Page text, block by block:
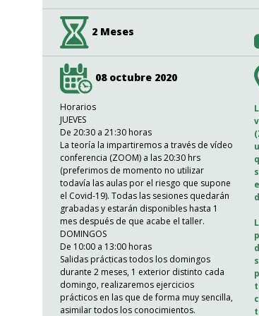
2 Meses
08 octubre 2020
Horarios
JUEVES
De 20:30 a 21:30 horas
La teoría la impartiremos a través de vídeo
conferencia (ZOOM) a las 20:30 hrs
(preferimos de momento no utilizar
todavía las aulas por el riesgo que supone
el Covid-19). Todas las sesiones quedarán
grabadas y estarán disponibles hasta 1
mes después de que acabe el taller.
DOMINGOS
De 10:00 a 13:00 horas
Salidas prácticas todos los domingos
durante 2 meses, 1 exterior distinto cada
domingo, realizaremos ejercicios
prácticos en las que de forma muy sencilla,
asimilar todos los conocimientos.